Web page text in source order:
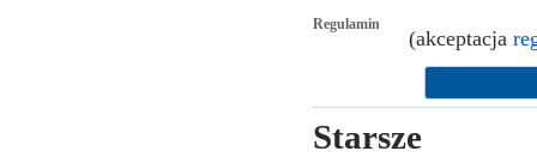
Regulamin
(akceptacja
Starsze